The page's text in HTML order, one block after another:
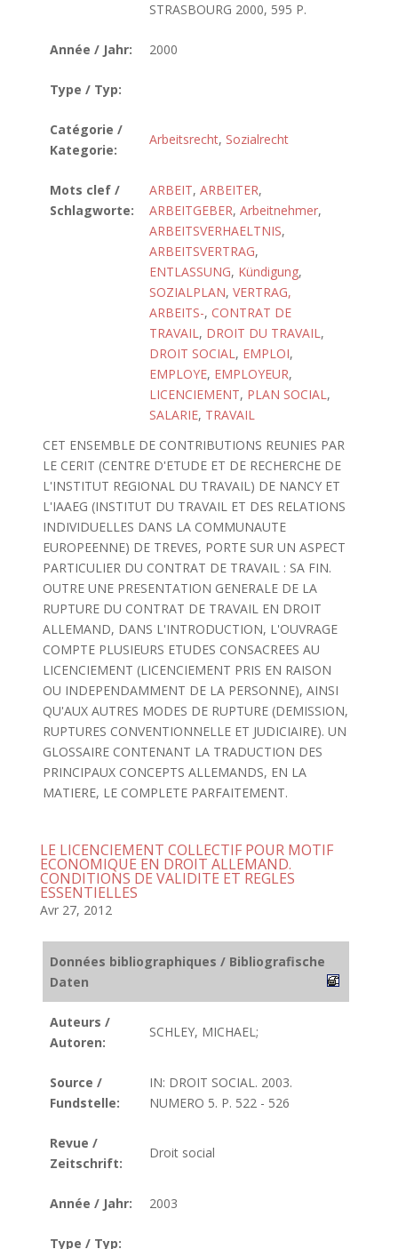
STRASBOURG 2000, 595 P.
Année / Jahr: 2000
Type / Typ:
Catégorie /
Kategorie:
Arbeitsrecht, Sozialrecht
Mots clef /
Schlagworte:
ARBEIT, ARBEITER,
ARBEITGEBER, Arbeitnehmer,
ARBEITSVERHAELTNIS,
ARBEITSVERTRAG,
ENTLASSUNG, Kündigung,
SOZIALPLAN, VERTRAG,
ARBEITS-, CONTRAT DE
TRAVAIL, DROIT DU TRAVAIL,
DROIT SOCIAL, EMPLOI,
EMPLOYE, EMPLOYEUR,
LICENCIEMENT, PLAN SOCIAL,
SALARIE, TRAVAIL
CET ENSEMBLE DE CONTRIBUTIONS REUNIES PAR
LE CERIT (CENTRE D'ETUDE ET DE RECHERCHE DE
L'INSTITUT REGIONAL DU TRAVAIL) DE NANCY ET
L'IAAEG (INSTITUT DU TRAVAIL ET DES RELATIONS
INDIVIDUELLES DANS LA COMMUNAUTE
EUROPEENNE) DE TREVES, PORTE SUR UN ASPECT
PARTICULIER DU CONTRAT DE TRAVAIL : SA FIN.
OUTRE UNE PRESENTATION GENERALE DE LA
RUPTURE DU CONTRAT DE TRAVAIL EN DROIT
ALLEMAND, DANS L'INTRODUCTION, L'OUVRAGE
COMPTE PLUSIEURS ETUDES CONSACREES AU
LICENCIEMENT (LICENCIEMENT PRIS EN RAISON
OU INDEPENDAMMENT DE LA PERSONNE), AINSI
QU'AUX AUTRES MODES DE RUPTURE (DEMISSION,
RUPTURES CONVENTIONNELLE ET JUDICIAIRE). UN
GLOSSAIRE CONTENANT LA TRADUCTION DES
PRINCIPAUX CONCEPTS ALLEMANDS, EN LA
MATIERE, LE COMPLETE PARFAITEMENT.
LE LICENCIEMENT COLLECTIF POUR MOTIF
ECONOMIQUE EN DROIT ALLEMAND.
CONDITIONS DE VALIDITE ET REGLES
ESSENTIELLES
Avr 27, 2012
Données bibliographiques / Bibliografische
Daten
Auteurs /
Autoren:
SCHLEY, MICHAEL;
Source /
Fundstelle:
IN: DROIT SOCIAL. 2003.
NUMERO 5. P. 522 - 526
Revue /
Zeitschrift:
Droit social
Année / Jahr: 2003
Type / Typ: